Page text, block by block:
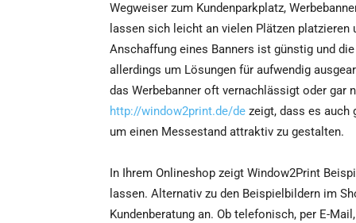
Wegweiser zum Kundenparkplatz,
lassen sich leicht an vielen Plätzen
Anschaffung eines Banners ist günstig und
allerdings um Lösungen für aufwendig
das Werbebanner oft vernachlässigt oder
http://window2print.de/de zeigt, dass es auch
um einen Messestand attraktiv zu gestalten.
In Ihrem Onlineshop zeigt Window2Print
lassen. Alternativ zu den Beispielbildern im
Kundenberatung an. Ob telefonisch, per E-